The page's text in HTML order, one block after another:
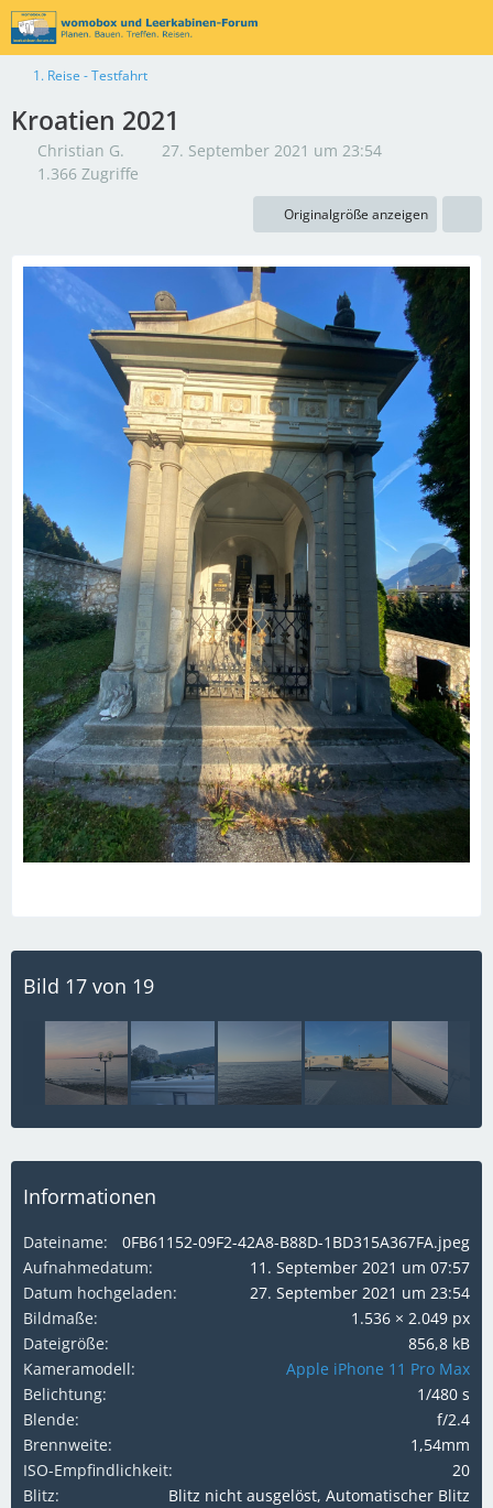
1. Reise - Testfahrt
Kroatien 2021
Christian G.
27. September 2021 um 23:54
1.366 Zugriffe
Originalgröße anzeigen
Bild 17 von 19
Informationen
Dateiname
0FB61152-09F2-42A8-B88D-1BD315A367FA.jpeg
Aufnahmedatum
11. September 2021 um 07:57
Datum hochgeladen
27. September 2021 um 23:54
Bildmaße
1.536 × 2.049 px
Dateigröße
856,8 kB
Kameramodell
Apple iPhone 11 Pro Max
Belichtung
1/480 s
Blende
f/2.4
Brennweite
1,54mm
ISO-Empfindlichkeit
20
Blitz
Blitz nicht ausgelöst, Automatischer Blitz